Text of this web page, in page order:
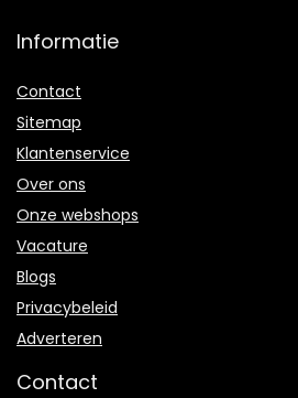
Informatie
Contact
Sitemap
Klantenservice
Over ons
Onze webshops
Vacature
Blogs
Privacybeleid
Adverteren
Contact